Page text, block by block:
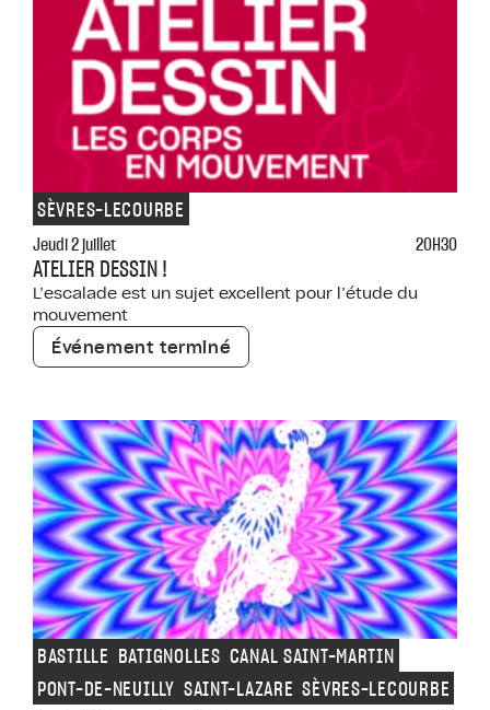
SÈVRES-LECOURBE
Jeudi 2 juillet 20H30
ATELIER DESSIN !
L’escalade est un sujet excellent pour l’étude du
mouvement
Événement terminé
BASTILLE BATIGNOLLES CANAL SAINT-MARTIN
PONT-DE-NEUILLY SAINT-LAZARE SÈVRES-LECOURBE